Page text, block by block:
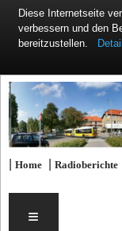
|Home |Radioberichte
≡
Diese Internetseite
verbessern und den
bereitzustellen.